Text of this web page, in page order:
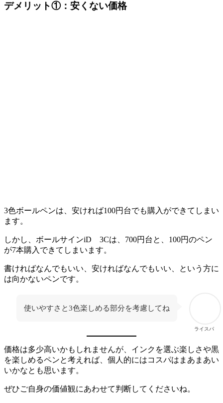
デメリット①：安くない価格
3色ボールペンは、安ければ100円台でも購入ができてしまい
ます。
しかし、ボールサインiD 3Cは、700円台と、100円のペン
が7本購入できてしまいます。
書ければなんでもいい、安ければなんでもいい、という方に
は向かないペンです。
ライスパ
使いやすさと3色楽しめる部分を考慮してね
価格は多少高いかもしれませんが、インクを選ぶ楽しさや黒
を楽しめるペンと考えれば、個人的にはコスパはまあまあい
いかなとも思います。
ぜひご自身の価値観にあわせて判断してくださいね。